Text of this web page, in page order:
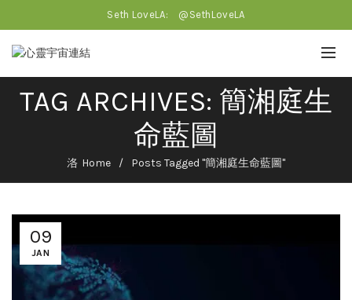
Seth LoveLA: @SethLoveLA
TAG ARCHIVES: 簡湘庭生
命藍圖
Home Posts Tagged "簡湘庭生命藍圖"
09
JAN